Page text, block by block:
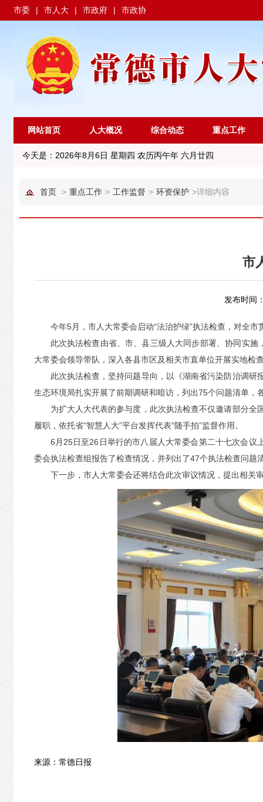
市委 | 市人大 | 市政府 | 市政协
网站首页 人大概况 综合动态 重点工作
今天是： 2026年8月6日 星期四 农历丙午年 六月廿四
首页 > 重点工作 > 工作监督 > 环资保护 >详细内容
市
发布时间
今年5月，市人大常委会启动“法治护绿”执法检查，对全
此次执法检查由省、市、县三级人大同步部署、协同实
大常委会领导带队，深入各县市区及相关市直单位开展实地检
此次执法检查，坚持问题导向，以《湖南省污染防治调
生态环境局扎实开展了前期调研和暗访，列出75个问题清单，
为扩大人大代表的参与度，此次执法检查不仅邀请部分
履职，依托省“智慧人大”平台发挥代表“随手拍”监督作用。
6月25日至26日举行的市八届人大常委会第二十七次会议
委会执法检查组报告了检查情况，并列出了47个执法检查问题
下一步，市人大常委会还将结合此次审议情况，提出相关
来源：常德日报